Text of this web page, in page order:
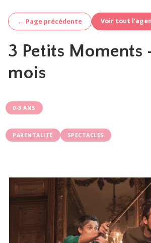
← Page précédente Voir tout
3 Petits Moments
mois
0-3 ANS
PARENTALITÉ SPECTACLES